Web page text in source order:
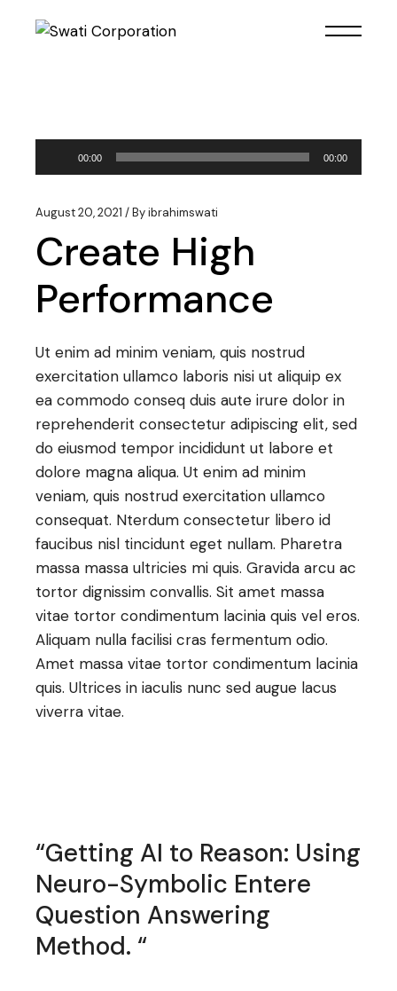
Player
00:00 00:00
August 20, 2021 Byibrahimswati
Create High
Performance
Ut enim ad minim veniam, quis nostrud
exercitation ullamco laboris nisi ut aliquip ex
ea commodo conseq duis aute irure dolor in
reprehenderit consectetur adipiscing elit, sed
do eiusmod tempor incididunt ut labore et
dolore magna aliqua. Ut enim ad minim
veniam, quis nostrud exercitation ullamco
consequat. Nterdum consectetur libero id
faucibus nisl tincidunt eget nullam. Pharetra
massa massa ultricies mi quis. Gravida arcu ac
tortor dignissim convallis. Sit amet massa
vitae tortor condimentum lacinia quis vel eros.
Aliquam nulla facilisi cras fermentum odio.
Amet massa vitae tortor condimentum lacinia
quis. Ultrices in iaculis nunc sed augue lacus
viverra vitae.
“Getting AI to Reason: Using
Neuro-Symbolic Entere
Question Answering
Method. “